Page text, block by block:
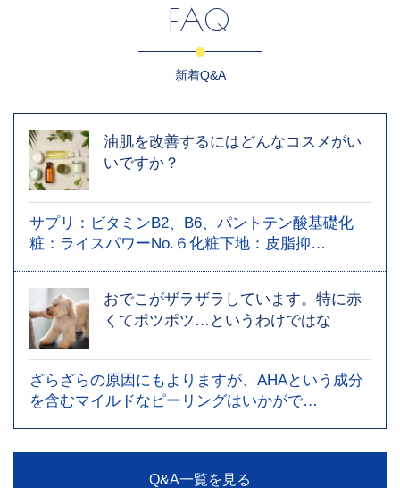
FAQ
新着Q&A
油肌を改善するにはどんなコスメがい
いですか？
サプリ：ビタミンB2、B6、パントテン酸基礎化
粧：ライスパワーNo.６化粧下地：皮脂抑…
おでこがザラザラしています。特に赤
くてポツポツ…というわけではな
ざらざらの原因にもよりますが、AHAという成分
を含むマイルドなピーリングはいかがで…
Q&A一覧を見る